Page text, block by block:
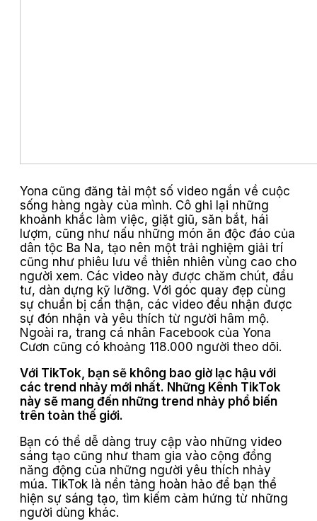
Yona cũng đăng tải một số video ngắn về cuộc
sống hàng ngày của mình. Cô ghi lại những
khoảnh khắc làm việc, giặt giũ, săn bắt, hái
lượm, cũng như nấu những món ăn độc đáo của
dân tộc Ba Na, tạo nên một trải nghiệm giải trí
cũng như phiêu lưu về thiên nhiên vùng cao cho
người xem. Các video này được chăm chút, đầu
tư, dàn dựng kỹ lưỡng. Với góc quay đẹp cùng
sự chuẩn bị cẩn thận, các video đều nhận được
sự đón nhận và yêu thích từ người hâm mộ.
Ngoài ra, trang cá nhân Facebook của Yona
Cươn cũng có khoảng 118.000 người theo dõi.
Với TikTok, bạn sẽ không bao giờ lạc hậu với
các trend nhảy mới nhất. Những Kênh TikTok
này sẽ mang đến những trend nhảy phổ biến
trên toàn thế giới.
Bạn có thể dễ dàng truy cập vào những video
sáng tạo cũng như tham gia vào cộng đồng
năng động của những người yêu thích nhảy
múa. TikTok là nền tảng hoàn hảo để bạn thể
hiện sự sáng tạo, tìm kiếm cảm hứng từ những
người dùng khác.